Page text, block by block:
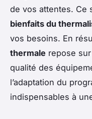
de vos attentes. Ce
bienfaits du
vos besoins. En
thermale repose
qualité des
l’adaptation du
indispensables à